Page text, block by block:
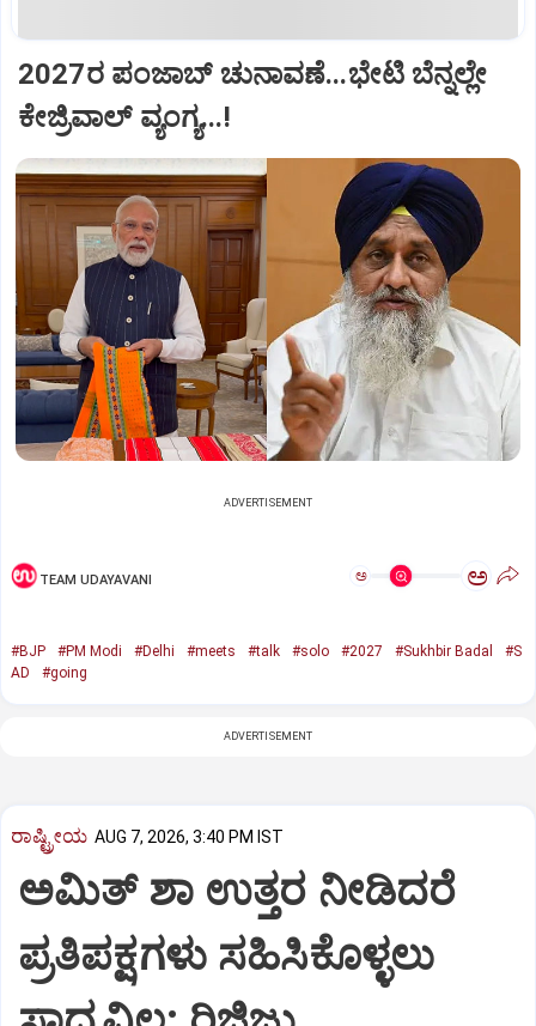
2027ರ ಪಂಜಾಬ್ ಚುನಾವಣೆ...ಭೇಟಿ ಬೆನ್ನಲ್ಲೇ
ಕೇಜ್ರಿವಾಲ್ ವ್ಯಂಗ್ಯ...!
ADVERTISEMENT
TEAM UDAYAVANI ಅ ಅ
#BJP #PM Modi #Delhi #meets #talk #solo #2027 #Sukhbir Badal
#S
AD
#going
ADVERTISEMENT
ರಾಷ್ಟ್ರೀಯ AUG 7, 2026, 3:40 PM IST
ಅಮಿತ್ ಶಾ ಉತ್ತರ ನೀಡಿದರೆ
ಪ್ರತಿಪಕ್ಷಗಳು ಸಹಿಸಿಕೊಳ್ಳಲು